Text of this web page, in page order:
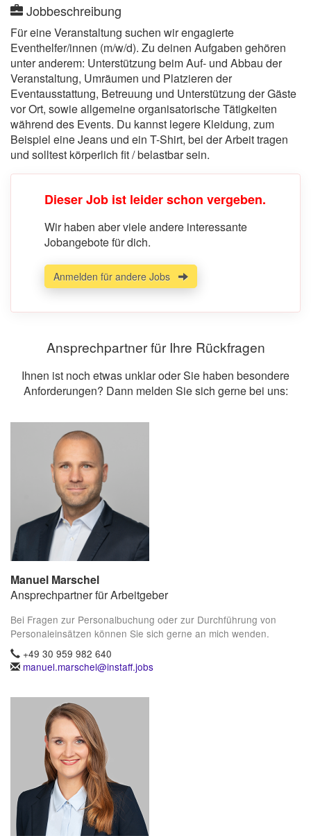
Jobbeschreibung
Für eine Veranstaltung suchen wir engagierte
Eventhelfer/innen (m/w/d). Zu deinen Aufgaben gehören
unter anderem: Unterstützung beim Auf- und Abbau der
Veranstaltung, Umräumen und Platzieren der
Eventausstattung, Betreuung und Unterstützung der Gäste
vor Ort, sowie allgemeine organisatorische Tätigkeiten
während des Events. Du kannst legere Kleidung, zum
Beispiel eine Jeans und ein T-Shirt, bei der Arbeit tragen
und solltest körperlich fit / belastbar sein.
Dieser Job ist leider schon vergeben.
Wir haben aber viele andere interessante
Jobangebote für dich.
Anmelden für andere Jobs
Ansprechpartner für Ihre Rückfragen
Ihnen ist noch etwas unklar oder Sie haben besondere
Anforderungen? Dann melden Sie sich gerne bei uns:
Manuel Marschel
Ansprechpartner für Arbeitgeber
Bei Fragen zur Personalbuchung oder zur Durchführung von
Personaleinsätzen können Sie sich gerne an mich wenden.
+49 30 959 982 640
manuel.marschel@instaff.jobs